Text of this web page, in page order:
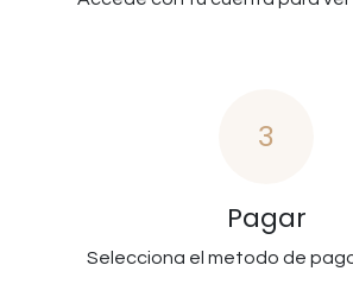
3
Pagar
Selecciona el metodo de